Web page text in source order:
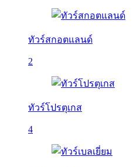
ทัวร์สกอตแลนด์
2
ทัวร์โปรตุเกส
4